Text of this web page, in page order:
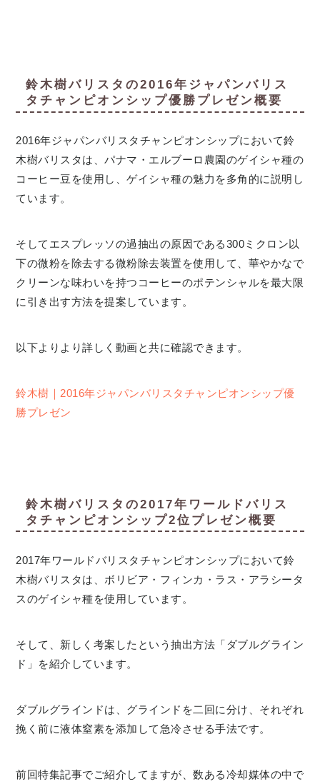
鈴木樹バリスタの2016年ジャパンバリス
タチャンピオンシップ優勝プレゼン概要
2016年ジャパンバリスタチャンピオンシップにおいて鈴
木樹バリスタは、パナマ・エルブーロ農園のゲイシャ種の
コーヒー豆を使用し、ゲイシャ種の魅力を多角的に説明し
ています。
そしてエスプレッソの過抽出の原因である300ミクロン以
下の微粉を除去する微粉除去装置を使用して、華やかなで
クリーンな味わいを持つコーヒーのポテンシャルを最大限
に引き出す方法を提案しています。
以下よりより詳しく動画と共に確認できます。
鈴木樹｜2016年ジャパンバリスタチャンピオンシップ優
勝プレゼン
鈴木樹バリスタの2017年ワールドバリス
タチャンピオンシップ2位プレゼン概要
2017年ワールドバリスタチャンピオンシップにおいて鈴
木樹バリスタは、ボリビア・フィンカ・ラス・アラシータ
スのゲイシャ種を使用しています。
そして、新しく考案したという抽出方法「ダブルグライン
ド」を紹介しています。
ダブルグラインドは、グラインドを二回に分け、それぞれ
挽く前に液体窒素を添加して急冷させる手法です。
前回特集記事でご紹介してますが、数ある冷却媒体の中で